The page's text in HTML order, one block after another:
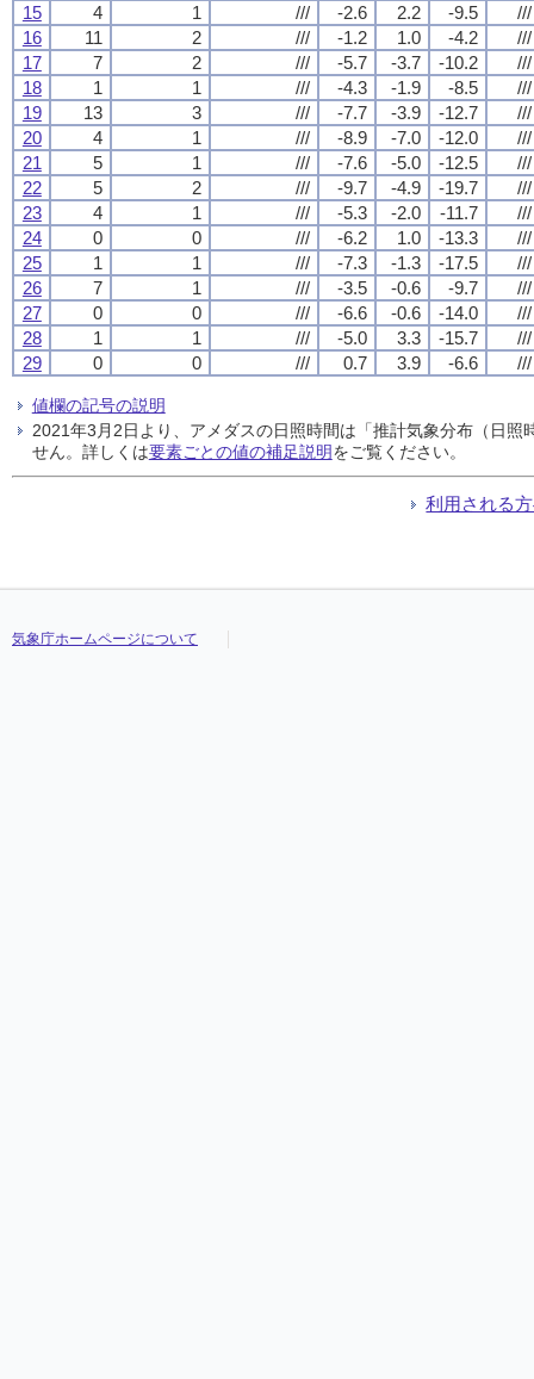
15
4 1 /// -2.6 2.2 -9.5
///
16
11 2 /// -1.2 1.0 -4.2
///
17
7 2 /// -5.7 -3.7 -10.2
///
18
1 1 /// -4.3 -1.9 -8.5
///
19
13 3 /// -7.7 -3.9 -12.7
///
20
4 1 /// -8.9 -7.0 -12.0
///
21
5 1 /// -7.6 -5.0 -12.5
///
22
5 2 /// -9.7 -4.9 -19.7
///
23
4 1 /// -5.3 -2.0 -11.7
///
24
0 0 /// -6.2 1.0 -13.3
///
25
1 1 /// -7.3 -1.3 -17.5
///
26
7 1 /// -3.5 -0.6 -9.7
///
27
0 0 /// -6.6 -0.6 -14.0
///
28
1 1 /// -5.0 3.3 -15.7
///
29
0 0 /// 0.7 3.9 -6.6 ///
値欄の記号の説明
2021年3月2日より、アメダスの日照時間は「推計気象分布（日
せん。詳しくは要素ごとの値の補足説明をご覧ください。
利用される
気象庁ホームページについて